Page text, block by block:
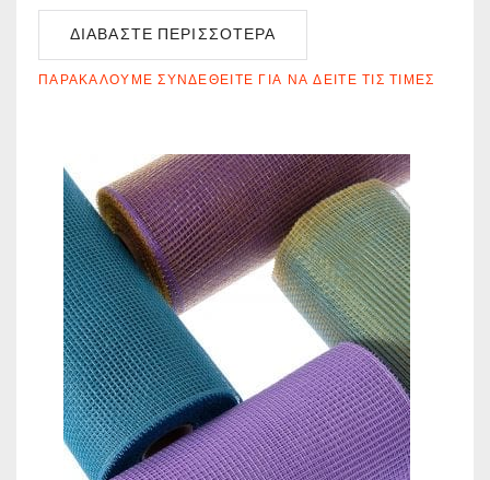
ΔΙΑΒΆΣΤΕ ΠΕΡΙΣΣΌΤΕΡΑ
ΠΑΡΑΚΑΛΟΎΜΕ ΣΥΝΔΕΘΕΊΤΕ ΓΙΑ ΝΑ ΔΕΊΤΕ ΤΙΣ ΤΙΜΈΣ